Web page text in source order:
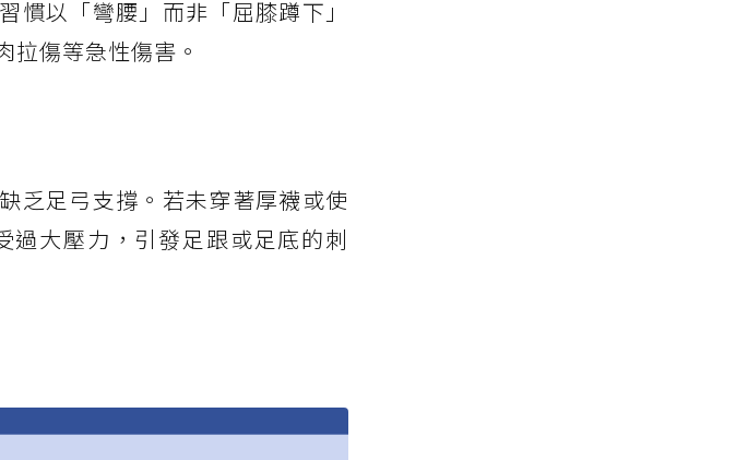
慣以「彎腰」而非「屈膝蹲下」
拉傷等急性傷害。
乏足弓支撐。若未穿著厚襪或使
過大壓力，引發足跟或足底的刺